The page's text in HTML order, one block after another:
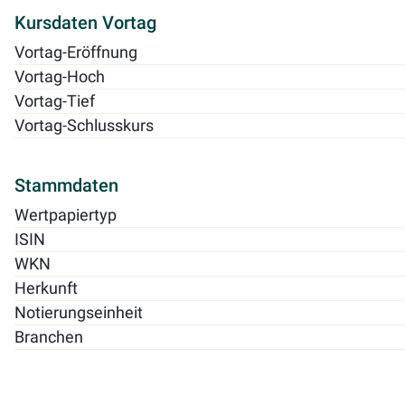
Kursdaten Vortag
Vortag-Eröffnung
Vortag-Hoch
Vortag-Tief
Vortag-Schlusskurs
Stammdaten
Wertpapiertyp
ISIN
WKN
Herkunft
Notierungseinheit
Branchen